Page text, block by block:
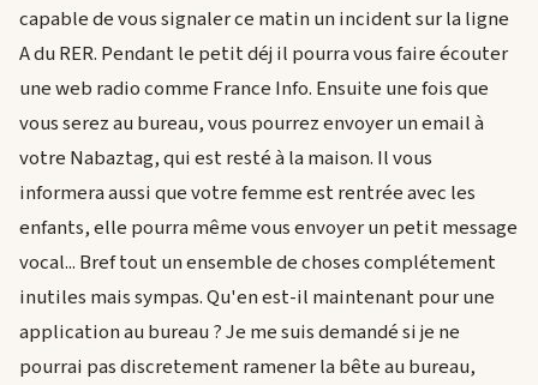
capable de vous signaler ce matin un incident sur la ligne
A du RER. Pendant le petit déj il pourra vous faire écouter
une web radio comme France Info. Ensuite une fois que
vous serez au bureau, vous pourrez envoyer un email à
votre Nabaztag, qui est resté à la maison. Il vous
informera aussi que votre femme est rentrée avec les
enfants, elle pourra même vous envoyer un petit message
vocal... Bref tout un ensemble de choses complétement
inutiles mais sympas. Qu'en est-il maintenant pour une
application au bureau ? Je me suis demandé si je ne
pourrai pas discretement ramener la bête au bureau,